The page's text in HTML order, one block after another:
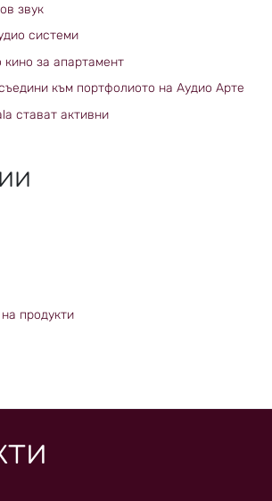
звук
системи
за апартамент
към портфолиото на Аудио Арте
стават активни
продукти